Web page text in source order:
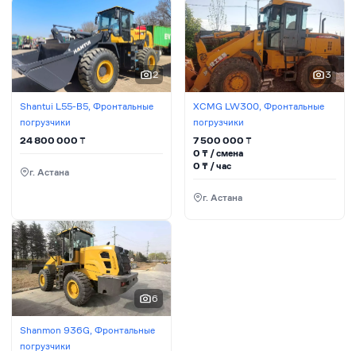
2
Shantui L55-B5, Фронтальные
погрузчики
24 800 000 ₸
г. Астана
3
XCMG LW300, Фронтальные
погрузчики
7 500 000₸
0₸ / сменa
0₸ / час
г. Астана
6
Shanmon 936G, Фронтальные
погрузчики